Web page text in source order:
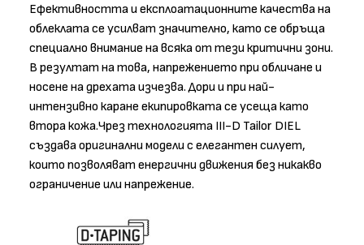
Ефективността и експлоатационните качества на
облеклата се усилват значително, като се обръща
специално внимание на всяка от тези критични зони.
В резултат на това, напрежението при обличане и
носене на дрехата изчезва. Дори и при най-
интензивно каране екипировката се усеща като
втора кожа.Чрез технологията III-D Tailor DIEL
създава оригинални модели с елегантен силует,
които позволяват енергични движения без никакво
ограничение или напрежение.